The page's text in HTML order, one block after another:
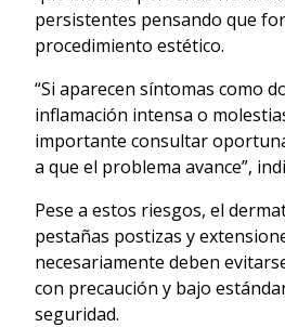
persistentes pensando que
procedimiento estético.
“Si aparecen síntomas como
inflamación intensa o
importante consultar
a que el problema avance”,
Pese a estos riesgos, el
pestañas postizas y
necesariamente deben
con precaución y bajo
seguridad.